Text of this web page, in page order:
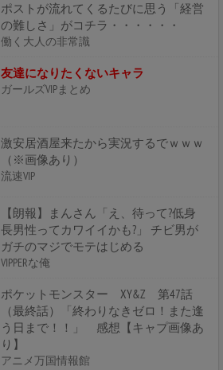
ポストが流れてくるたびに思う「経営
の難しさ」がコチラ・・・・・・
働く大人の非常識
友達になりたくないキャラ
ガールズVIPまとめ
激安居酒屋来たから実況するでｗｗｗ
（※画像あり）
流速VIP
【朗報】まんさん「え、待って?低身
長男性ってカワイイかも?」 チビ男が
ガチのマジでモテはじめる
VIPPERな俺
ポケットモンスター XY&Z 第47話
（最終話）「終わりなきゼロ！また逢
う日まで！！」 感想【キャプ画像あ
り】
アニメ万国情報館